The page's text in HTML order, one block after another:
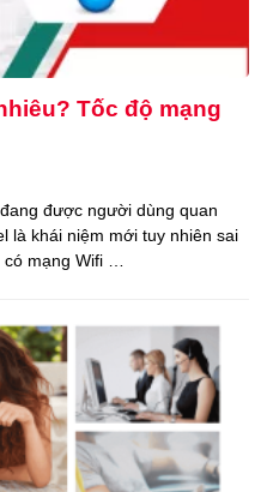
Tốc độ mạng
được người dùng quan
là khái niệm mới tuy nhiên sai
mạng Wifi …